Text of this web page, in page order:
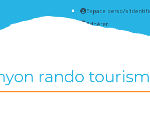
Espace perso/
Adhérer
Créer un compte
rando